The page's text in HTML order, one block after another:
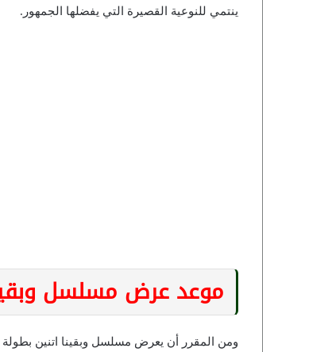
ينتمي للنوعية القصيرة التي يفضلها الجمهور.
موعد عرض مسلسل